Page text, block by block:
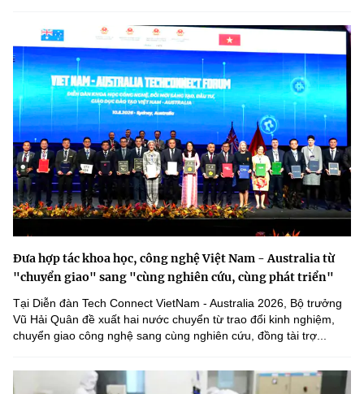
Đưa hợp tác khoa học, công nghệ Việt Nam - Australia từ
"chuyển giao" sang "cùng nghiên cứu, cùng phát triển"
Tại Diễn đàn Tech Connect VietNam - Australia 2026, Bộ trưởng
Vũ Hải Quân đề xuất hai nước chuyển từ trao đổi kinh nghiệm,
chuyển giao công nghệ sang cùng nghiên cứu, đồng tài trợ...